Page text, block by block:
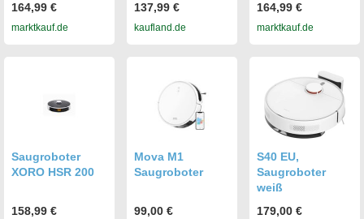
164,99 €
marktkauf.de
9800mAh - 2er
Pack - Für LDS
137,99 €
kaufland.de
164,99 €
marktkauf.de
Saugroboter
XORO HSR 200
158,99 €
Mova M1
Saugroboter
99,00 €
S40 EU,
Saugroboter
weiß
179,00 €